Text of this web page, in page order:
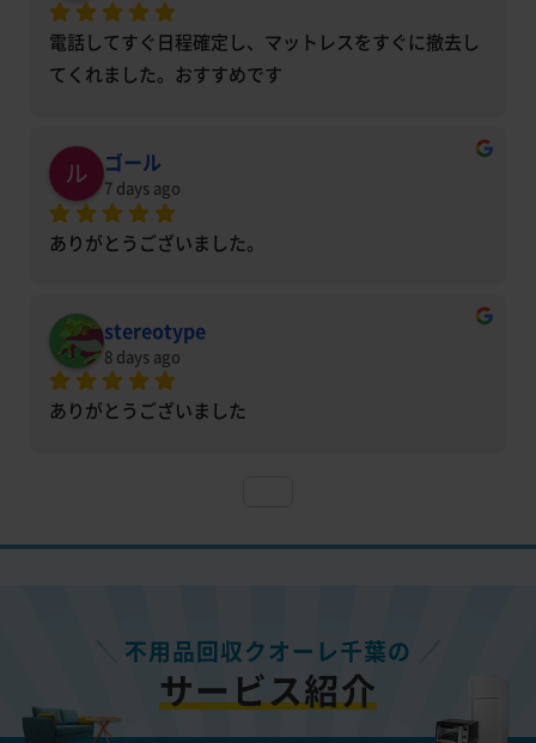
電話してすぐ日程確定し、マットレスをすぐに撤去し
てくれました。おすすめです
ゴール
7 days ago
ありがとうございました。
stereotype
8 days ago
ありがとうございました
不用品回収クオーレ千葉の
サービス紹介